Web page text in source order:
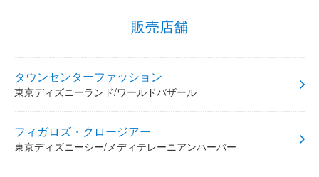
販売店舗
タウンセンターファッション
東京ディズニーランド/ワールドバザール
フィガロズ・クロージアー
東京ディズニーシー/メディテレーニアンハーバー